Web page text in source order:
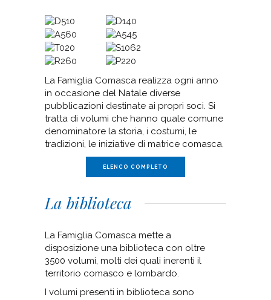
La Famiglia Comasca realizza ogni anno
in occasione del Natale diverse
pubblicazioni destinate ai propri soci. Si
tratta di volumi che hanno quale comune
denominatore la storia, i costumi, le
tradizioni, le iniziative di matrice comasca.
ELENCO COMPLETO
La biblioteca
La Famiglia Comasca mette a
disposizione una biblioteca con oltre
3500 volumi, molti dei quali inerenti il
territorio comasco e lombardo.
I volumi presenti in biblioteca sono